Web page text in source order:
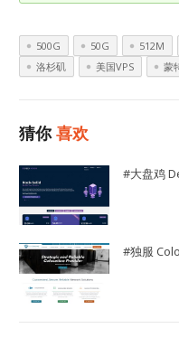
500G 50G 512M
洛杉矶
美国VPS 蒙
猜你喜欢
#大盘鸡
#独服